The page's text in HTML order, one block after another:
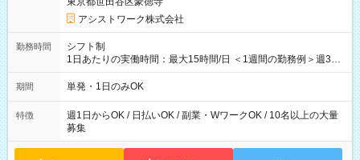
アシストワーク株式会社
勤務時間
シフト制
1日あたりの実働時間：最大15時間/日 ＜1週間の勤務例＞週3回
勤務 勤務：月・水・金 休み：火・木・土・日 好きな時にお仕事
可能です！ ※1日あたりの最大実働時間は日勤、夜勤共に勤務し
期間 単発・1日のみOK
特徴
週1日からOK / 日払いOK / 副業・WワークOK / 10名以上の大量
募集